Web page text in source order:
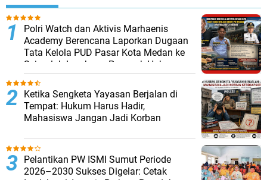
Polri Watch dan Aktivis Marhaenis
Academy Berencana Laporkan Dugaan
Tata Kelola PUD Pasar Kota Medan ke
Sejumlah Lembaga Penegak Hukum
Ketika Sengketa Yayasan Berjalan di
Tempat: Hukum Harus Hadir,
Mahasiswa Jangan Jadi Korban
Pelantikan PW ISMI Sumut Periode
2026–2030 Sukses Digelar: Cetak